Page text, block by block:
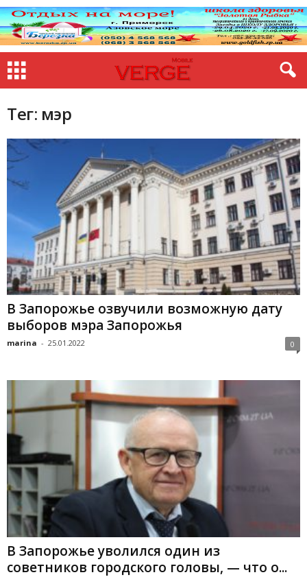
Тег: мэр
В Запорожье озвучили возможную дату
выборов мэра Запорожья
marina - 25.01.2022 0
В Запорожье уволился один из
советников городского головы, — что о...